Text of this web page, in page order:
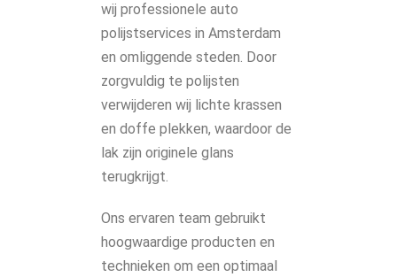
wij professionele auto
polijstservices in Amsterdam
en omliggende steden. Door
zorgvuldig te polijsten
verwijderen wij lichte krassen
en doffe plekken, waardoor de
lak zijn originele glans
terugkrijgt.
Ons ervaren team gebruikt
hoogwaardige producten en
technieken om een optimaal